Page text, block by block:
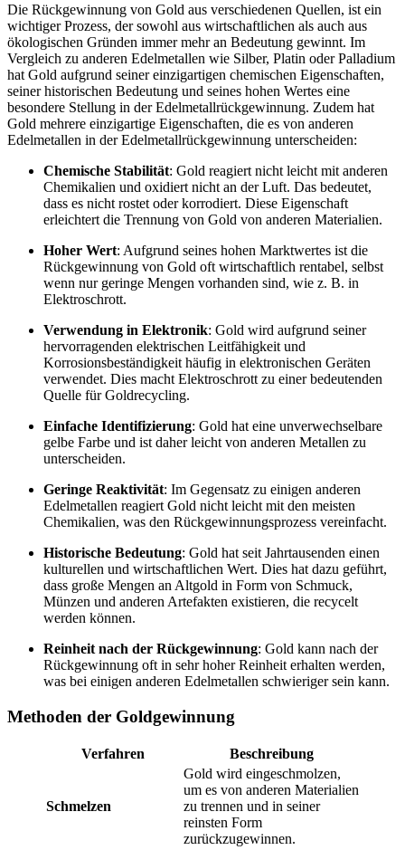
Die Rückgewinnung von Gold aus verschiedenen Quellen, ist ein
wichtiger Prozess, der sowohl aus wirtschaftlichen als auch aus
ökologischen Gründen immer mehr an Bedeutung gewinnt. Im
Vergleich zu anderen Edelmetallen wie Silber, Platin oder Palladium
hat Gold aufgrund seiner einzigartigen chemischen Eigenschaften,
seiner historischen Bedeutung und seines hohen Wertes eine
besondere Stellung in der Edelmetallrückgewinnung. Zudem hat
Gold mehrere einzigartige Eigenschaften, die es von anderen
Edelmetallen in der Edelmetallrückgewinnung unterscheiden:
Chemische Stabilität: Gold reagiert nicht leicht mit anderen
Chemikalien und oxidiert nicht an der Luft. Das bedeutet,
dass es nicht rostet oder korrodiert. Diese Eigenschaft
erleichtert die Trennung von Gold von anderen Materialien.
Hoher Wert: Aufgrund seines hohen Marktwertes ist die
Rückgewinnung von Gold oft wirtschaftlich rentabel, selbst
wenn nur geringe Mengen vorhanden sind, wie z. B. in
Elektroschrott.
Verwendung in Elektronik: Gold wird aufgrund seiner
hervorragenden elektrischen Leitfähigkeit und
Korrosionsbeständigkeit häufig in elektronischen Geräten
verwendet. Dies macht Elektroschrott zu einer bedeutenden
Quelle für Goldrecycling.
Einfache Identifizierung: Gold hat eine unverwechselbare
gelbe Farbe und ist daher leicht von anderen Metallen zu
unterscheiden.
Geringe Reaktivität: Im Gegensatz zu einigen anderen
Edelmetallen reagiert Gold nicht leicht mit den meisten
Chemikalien, was den Rückgewinnungsprozess vereinfacht.
Historische Bedeutung: Gold hat seit Jahrtausenden einen
kulturellen und wirtschaftlichen Wert. Dies hat dazu geführt,
dass große Mengen an Altgold in Form von Schmuck,
Münzen und anderen Artefakten existieren, die recycelt
werden können.
Reinheit nach der Rückgewinnung: Gold kann nach der
Rückgewinnung oft in sehr hoher Reinheit erhalten werden,
was bei einigen anderen Edelmetallen schwieriger sein kann.
Methoden der Goldgewinnung
Verfahren Beschreibung
Schmelzen
Gold wird eingeschmolzen,
um es von anderen Materialien
zu trennen und in seiner
reinsten Form
zurückzugewinnen.